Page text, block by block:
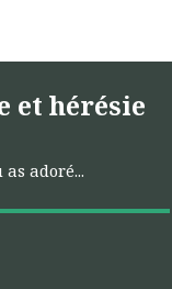
et hérésie
adoré...